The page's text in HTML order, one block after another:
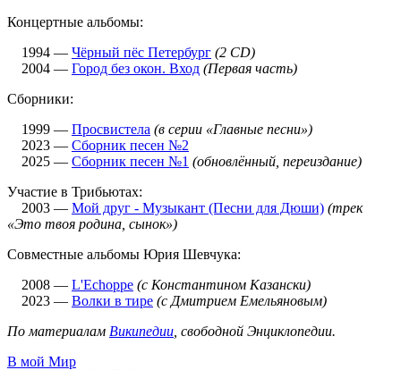
Концертные альбомы:
1994 — Чёрный пёс Петербург (2 CD)
2004 — Город без окон. Вход (Первая часть)
Сборники:
1999 — Просвистела (в серии «Главные песни»)
2023 — Сборник песен №2
2025 — Сборник песен №1 (обновлённый, переиздание)
Участие в Трибьютах:
2003 — Мой друг - Музыкант (Песни для Дюши) (трек
«Это твоя родина, сынок»)
Совместные альбомы Юрия Шевчука:
2008 — L'Echoppe (с Константином Казански)
2023 — Волки в тире (с Дмитрием Емельяновым)
По материалам Википедии , свободной Энциклопедии.
В мой Мир